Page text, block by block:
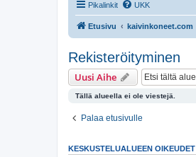
Pikalinkit UKK
Etusivu kaivinkoneet.com
Rekisteröityminen
Uusi Aihe
Tällä alueella ei ole viestejä.
Palaa etusivulle
KESKUSTELUALUEEN OIKEUDET